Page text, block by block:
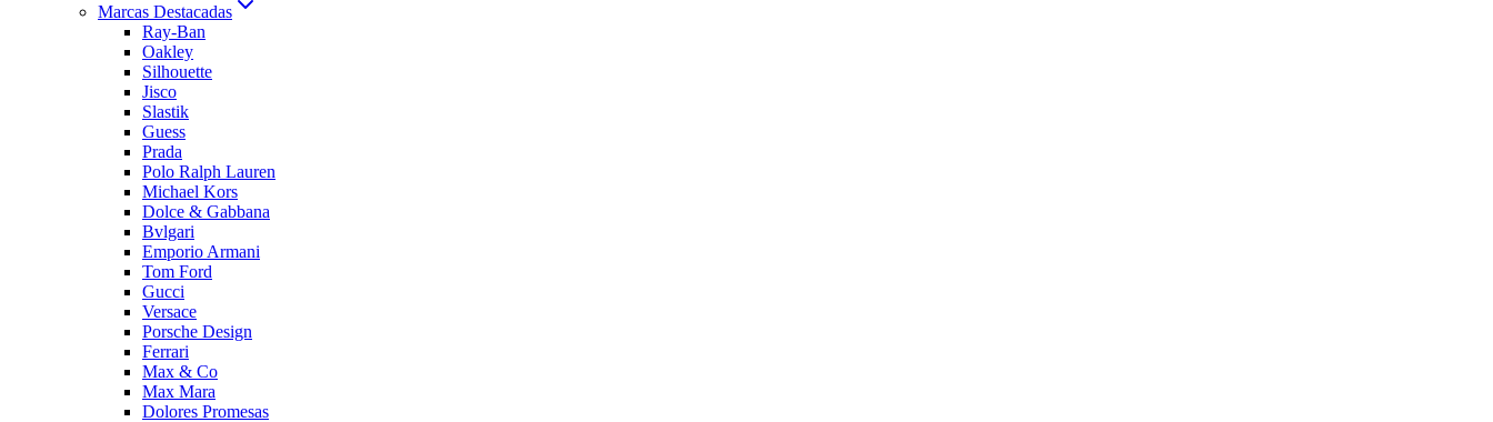
Marcas Destacadas
Ray-Ban
Oakley
Silhouette
Jisco
Slastik
Guess
Prada
Polo Ralph Lauren
Michael Kors
Dolce & Gabbana
Bvlgari
Emporio Armani
Tom Ford
Gucci
Versace
Porsche Design
Ferrari
Max & Co
Max Mara
Dolores Promesas